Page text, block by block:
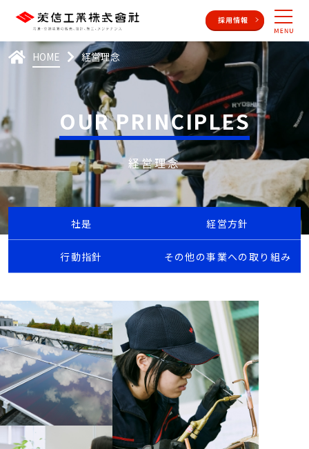
HOME 経営理念
OUR PRINCIPLES
経営理念
社是 経営⽅針
⾏動指針 その他の事業への取り組み